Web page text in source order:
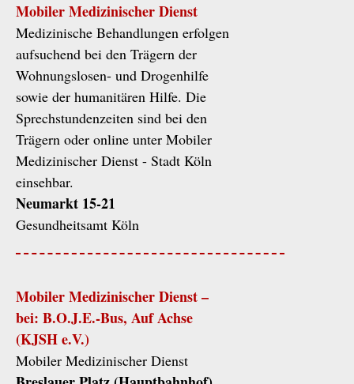
Mobiler Medizinischer Dienst
Medizinische Behandlungen erfolgen
aufsuchend bei den Trägern der
Wohnungslosen- und Drogenhilfe
sowie der humanitären Hilfe. Die
Sprechstundenzeiten sind bei den
Trägern oder online unter Mobiler
Medizinischer Dienst - Stadt Köln
einsehbar.
Neumarkt 15-21
Gesundheitsamt Köln
Mobiler Medizinischer Dienst –
bei: B.O.J.E.-Bus, Auf Achse
(KJSH e.V.)
Mobiler Medizinischer Dienst